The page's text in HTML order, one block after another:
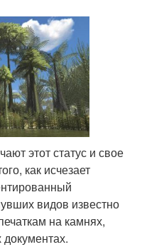
этот статус и свое
как исчезает
видов известно
на камнях,